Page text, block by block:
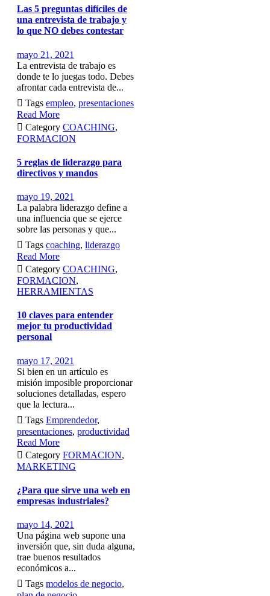
Las 5 preguntas difíciles de
una entrevista de trabajo y
lo que NO debes contestar
mayo 21, 2021
La entrevista de trabajo es
donde te lo juegas todo. Debes
afrontar cada entrevista de...
 Tags empleo, presentaciones
Read More
 Category COACHING,
FORMACION
5 reglas de liderazgo para
directivos y mandos
mayo 19, 2021
La palabra liderazgo define a
una influencia que se ejerce
sobre las personas y que...
 Tags coaching, liderazgo
Read More
 Category COACHING,
FORMACION,
HERRAMIENTAS
10 claves para entender
mejor tu productividad
personal
mayo 17, 2021
Si bien en un artículo es
misión imposible proporcionar
soluciones detalladas, espero
que la lectura...
 Tags Emprendedor,
presentaciones, productividad
Read More
 Category FORMACION,
MARKETING
¿Para que sirve una web en
empresas industriales?
mayo 14, 2021
Una página web supone una
inversión que, sin duda alguna,
trae buenos resultados
económicos a...
 Tags modelos de negocio,